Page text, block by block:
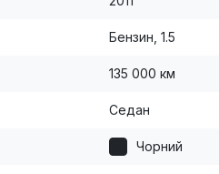
Бензин, 1.5
135 000 км
Седан
Чорний